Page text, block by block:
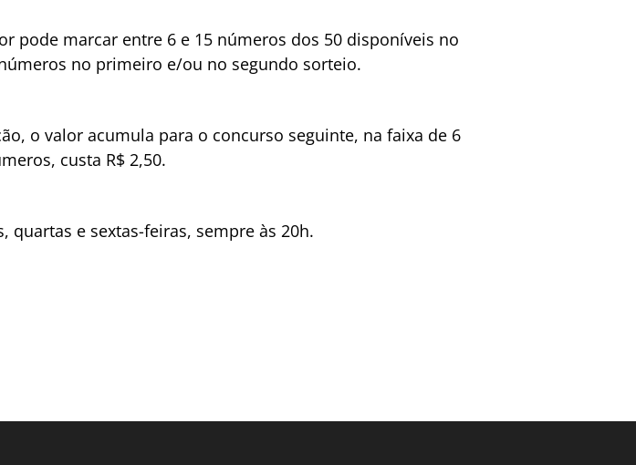
pode marcar entre 6 e 15 números dos 50 disponíveis no
no primeiro e/ou no segundo sorteio.
o valor acumula para o concurso seguinte, na faixa de 6
custa R$ 2,50.
quartas e sextas-feiras, sempre às 20h.